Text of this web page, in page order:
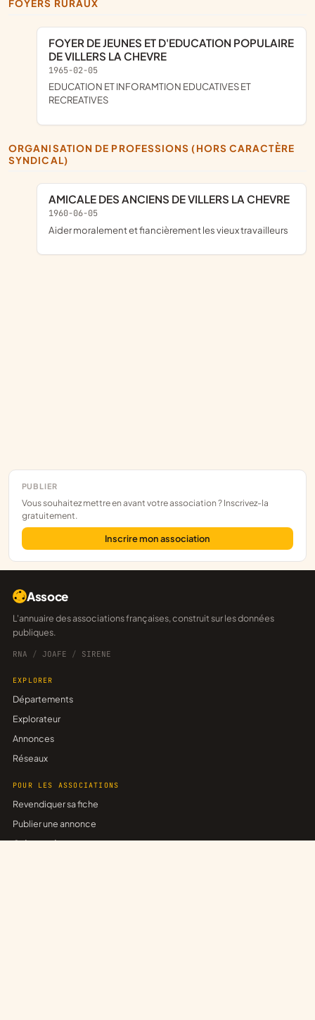
PUBLIER
Vous souhaitez mettre en avant votre association ? Inscrivez-la
gratuitement.
Inscrire mon association
FOYERS RURAUX
FOYER DE JEUNES ET D'EDUCATION POPULAIRE
DE VILLERS LA CHEVRE
1965-02-05
EDUCATION ET INFORAMTION EDUCATIVES ET
RECREATIVES
ORGANISATION DE PROFESSIONS (HORS CARACTÈRE
SYNDICAL)
AMICALE DES ANCIENS DE VILLERS LA CHEVRE
1960-06-05
aider moralement et fiancièrement les vieux travailleurs
Assoce
L'annuaire des associations françaises, construit sur les données
publiques.
RNA / JOAFE / SIRENE
EXPLORER
Départements
Explorateur
Annonces
Réseaux
POUR LES ASSOCIATIONS
Revendiquer sa fiche
Publier une annonce
Créer un réseau